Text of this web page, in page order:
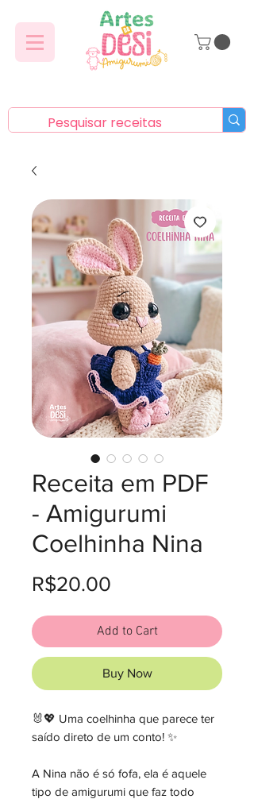
Receita em PDF
- Amigurumi
Coelhinha Nina
R$20.00
Add to Cart
Buy Now
🐰💖 Uma coelhinha que parece ter
saído direto de um conto! ✨
A Nina não é só fofa, ela é aquele
tipo de amigurumi que faz todo